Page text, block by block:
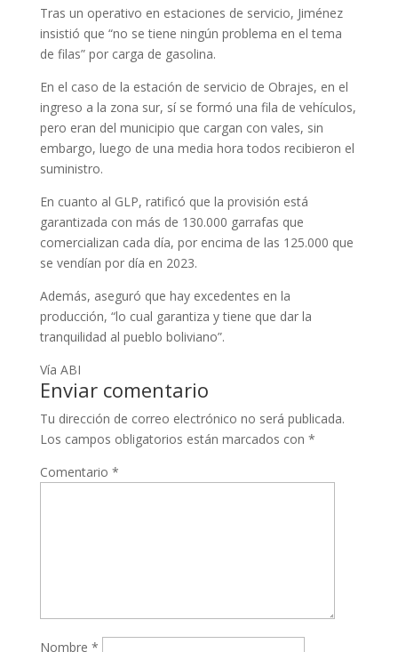
Tras un operativo en estaciones de servicio, Jiménez
insistió que “no se tiene ningún problema en el tema
de filas” por carga de gasolina.
En el caso de la estación de servicio de Obrajes, en el
ingreso a la zona sur, sí se formó una fila de vehículos,
pero eran del municipio que cargan con vales, sin
embargo, luego de una media hora todos recibieron el
suministro.
En cuanto al GLP, ratificó que la provisión está
garantizada con más de 130.000 garrafas que
comercializan cada día, por encima de las 125.000 que
se vendían por día en 2023.
Además, aseguró que hay excedentes en la
producción, “lo cual garantiza y tiene que dar la
tranquilidad al pueblo boliviano”.
Vía ABI
Enviar comentario
Tu dirección de correo electrónico no será publicada.
Los campos obligatorios están marcados con *
Comentario *
Nombre *